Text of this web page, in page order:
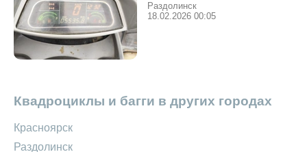
Раздолинск
18.02.2026 00:05
Квадроциклы и багги в других городах
Красноярск
Раздолинск